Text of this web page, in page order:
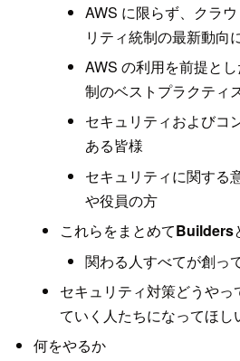
AWS に限らず、クラ
リティ統制の最新動向
AWS の利用を前提と
制のベストプラクティ
セキュリティおよびコ
ある皆様
セキュリティに関する
や役員の方
これらをまとめてBuilders
関わる人すべてが創っ
セキュリティ対策どうや
ていく人たちになってほし
何をやるか